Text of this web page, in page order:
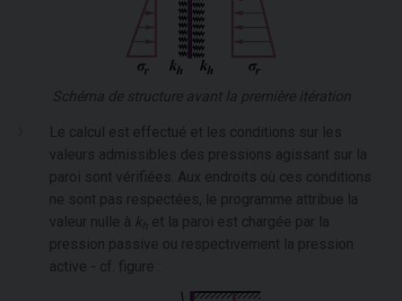
Schéma de structure avant la première itération
Le calcul est effectué et les conditions sur les
valeurs admissibles des pressions agissant sur la
paroi sont vérifiées. Aux endroits où ces conditions
ne sont pas respectées, le programme attribue la
valeur nulle à kh et la paroi est chargée par la
pression passive ou respectivement la pression
active - cf. figure :